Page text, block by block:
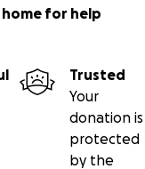
for help
Trusted
Your
donation is
protected
by the